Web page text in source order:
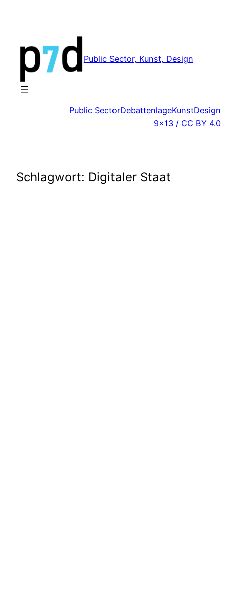
Public Sector, Kunst, Design
Public SectorDebattenlageKunstDesign
9×13 / CC BY 4.0
Schlagwort: Digitaler Staat